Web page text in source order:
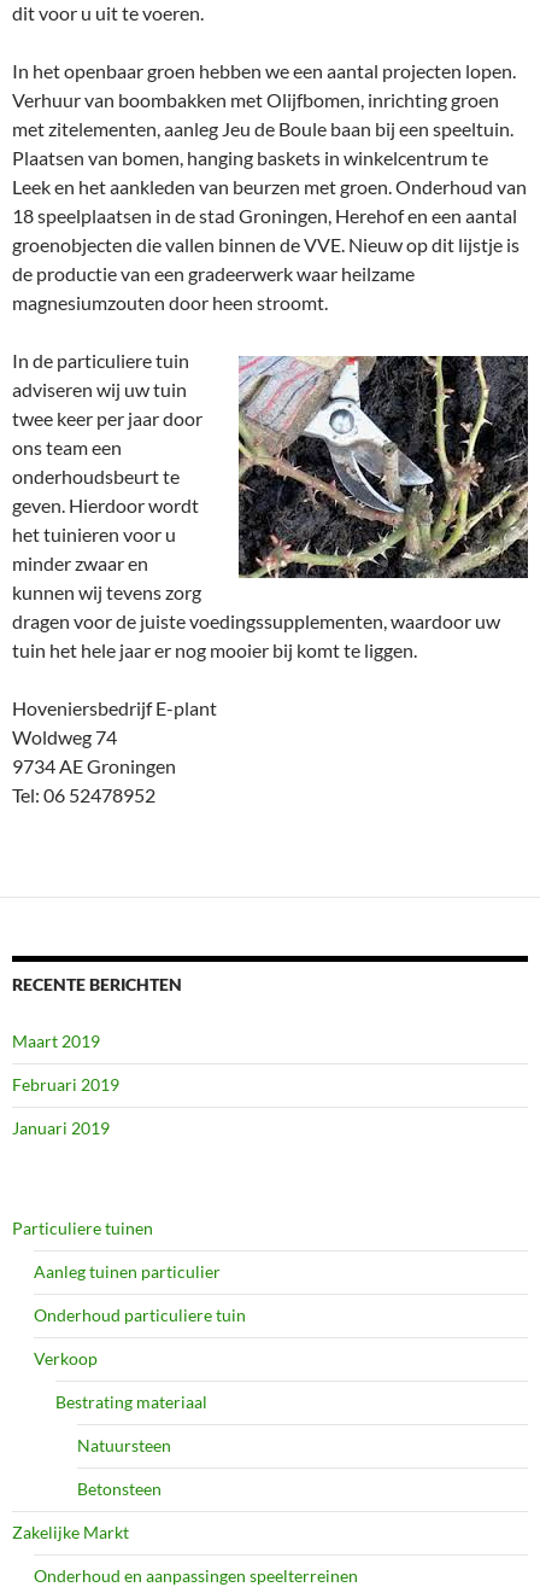
dit voor u uit te voeren.
In het openbaar groen hebben we een aantal projecten lopen.
Verhuur van boombakken met Olijfbomen, inrichting groen
met zitelementen, aanleg Jeu de Boule baan bij een speeltuin.
Plaatsen van bomen, hanging baskets in winkelcentrum te
Leek en het aankleden van beurzen met groen. Onderhoud van
18 speelplaatsen in de stad Groningen, Herehof en een aantal
groenobjecten die vallen binnen de VVE. Nieuw op dit lijstje is
de productie van een gradeerwerk waar heilzame
magnesiumzouten door heen stroomt.
In de particuliere tuin
adviseren wij uw tuin
twee keer per jaar door
ons team een
onderhoudsbeurt te
geven. Hierdoor wordt
het tuinieren voor u
minder zwaar en
kunnen wij tevens zorg
dragen voor de juiste voedingssupplementen, waardoor uw
tuin het hele jaar er nog mooier bij komt te liggen.
Hoveniersbedrijf E-plant
Woldweg 74
9734 AE Groningen
Tel: 06 52478952
RECENTE BERICHTEN
Maart 2019
Februari 2019
Januari 2019
Particuliere tuinen
Aanleg tuinen particulier
Onderhoud particuliere tuin
Verkoop
Bestrating materiaal
Natuursteen
Betonsteen
Zakelijke Markt
Onderhoud en aanpassingen speelterreinen